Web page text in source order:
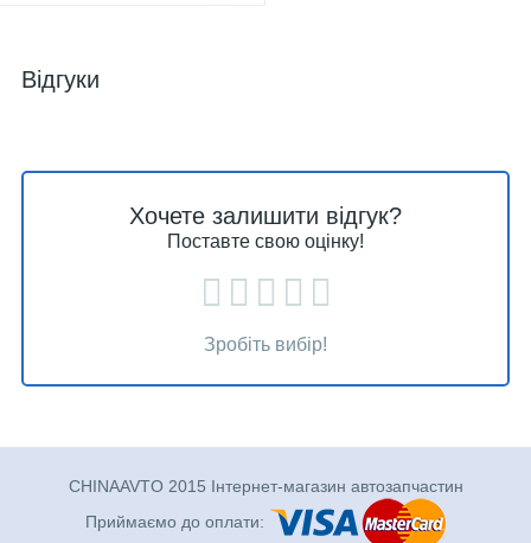
Відгуки
Хочете залишити відгук?
Поставте свою оцінку!
Зробіть вибір!
CHINAAVTO 2015 Інтернет-магазин автозапчастин
Приймаємо до оплати: